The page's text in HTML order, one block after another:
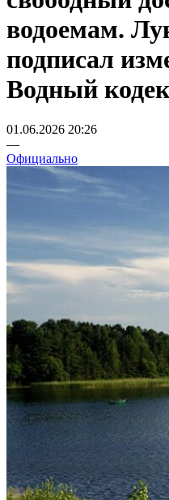
водоемам.
подписал
Водный
01.06.2026 20:26
—
Официально